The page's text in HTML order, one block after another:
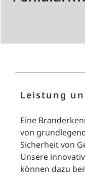
Leistung
Eine
von
Sicherheit von
Unsere
können dazu